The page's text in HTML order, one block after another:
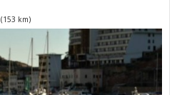
(153 km)